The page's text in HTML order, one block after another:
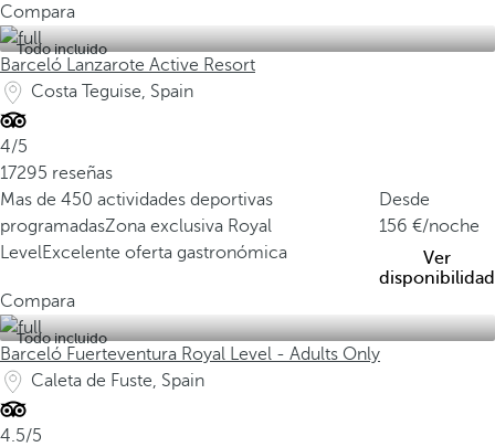
Compara
Todo incluido
Barceló Lanzarote Active Resort
Costa Teguise, Spain
4/5
17295 reseñas
Mas de 450 actividades deportivas
programadasZona exclusiva Royal
LevelExcelente oferta gastronómica
Desde
156
/noche
Ver
disponibilidad
Compara
Todo incluido
Barceló Fuerteventura Royal Level - Adults Only
Caleta de Fuste, Spain
4.5/5